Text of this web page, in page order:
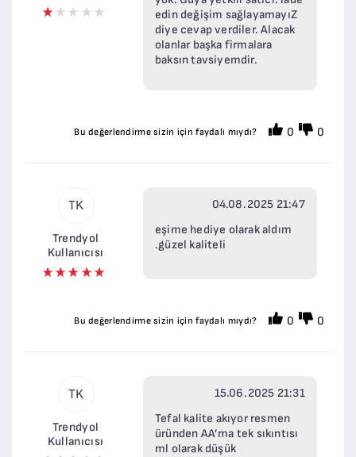
edin değişim sağlayamayıZ
diye cevap verdiler. Alacak
olanlar başka firmalara
baksın tavsiyemdir.
Bu değerlendirme sizin için faydalı mıydı? 0 0
TK
Trendyol
Kullanıcısı
04.08.2025 21:47
eşime hediye olarak aldım
.güzel kaliteli
Bu değerlendirme sizin için faydalı mıydı? 0 0
TK
Trendyol
Kullanıcısı
15.06.2025 21:31
Tefal kalite akıyor resmen
üründen AA’ma tek sıkıntısı
ml olarak düşük